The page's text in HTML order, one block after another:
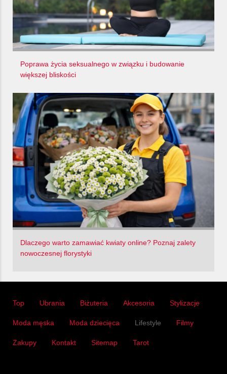
Poprawa życia seksualnego w związku i budowanie
większej bliskości
Dlaczego warto zamawiać kwiaty online? Poznaj zalety
nowoczesnej florystyki
Top Ubrania Biżuteria Akcesoria Stylizacje
Moda męska Moda dziecięca Lifestyle Filmy
Zakupy Kontakt Sitemap Tarot